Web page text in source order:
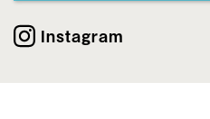
Instagram